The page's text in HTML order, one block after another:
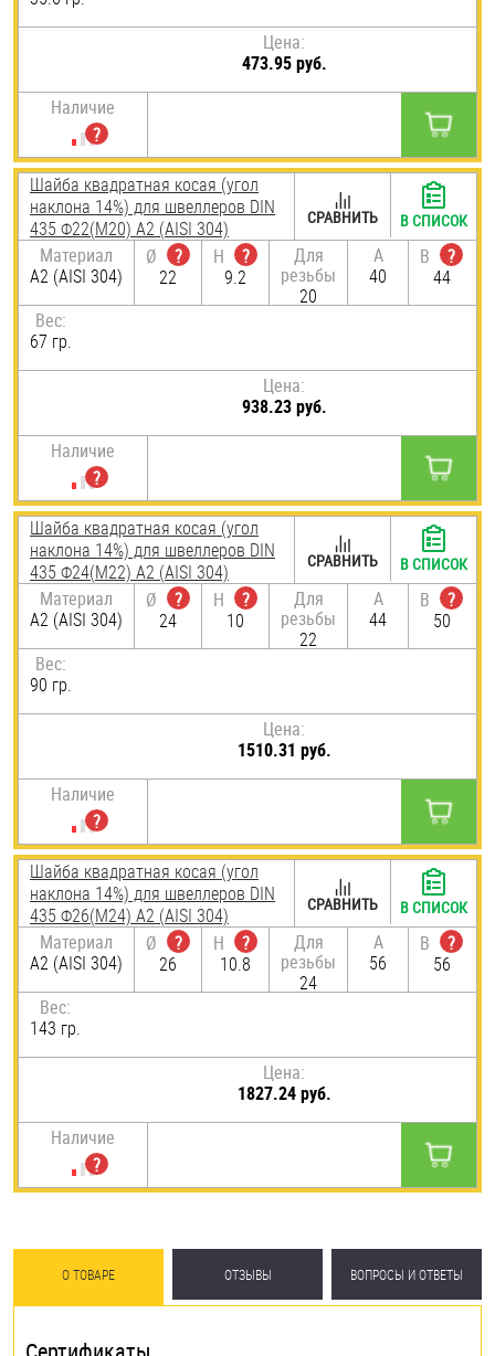
Цена:
473.95 руб.
Наличие
Шайба квадратная косая (угол
наклона 14%) для швеллеров DIN
435 Ф22(М20) А2 (AISI 304)
Материал
А2 (AISI 304)
Ø
?
22
H
?
9.2
Для
резьбы
20
A
40
B
?
44
Вес:
67 гр.
Цена:
938.23 руб.
Наличие
СРАВНИТЬ В СПИСОК
Шайба квадратная косая (угол
наклона 14%) для швеллеров DIN
435 Ф24(М22) А2 (AISI 304)
Материал
А2 (AISI 304)
Ø
?
24
H
?
10
Для
резьбы
22
A
44
B
?
50
Вес:
90 гр.
Цена:
1510.31 руб.
Наличие
СРАВНИТЬ В СПИСОК
Шайба квадратная косая (угол
наклона 14%) для швеллеров DIN
435 Ф26(М24) А2 (AISI 304)
Материал
А2 (AISI 304)
Ø
?
26
H
?
10.8
Для
резьбы
24
A
56
B
?
56
Вес:
143 гр.
Цена:
1827.24 руб.
Наличие
СРАВНИТЬ В СПИСОК
О ТОВАРЕ ОТЗЫВЫ ВОПРОСЫ И ОТВЕТЫ